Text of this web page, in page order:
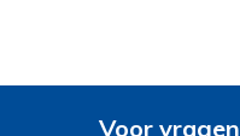
Voor